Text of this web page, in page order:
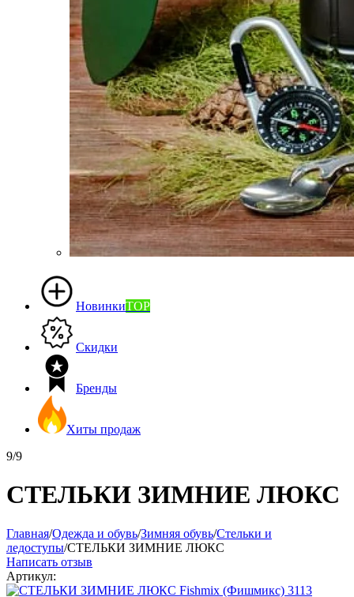
НовинкиTOP
Скидки
Бренды
Хиты продаж
9/9
СТЕЛЬКИ ЗИМНИЕ ЛЮКС
Главная/Одежда и обувь/Зимняя обувь/Стельки и
ледоступы/СТЕЛЬКИ ЗИМНИЕ ЛЮКС
Написать отзыв
Артикул: